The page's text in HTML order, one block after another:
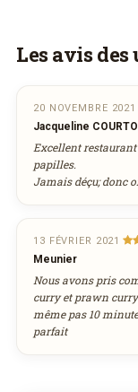
lun mar
3
4
17
18
24
25
Heure
Nombre de
Vous
Vous
déguster
ne
DES
Les avis
20 NOVEMBRE 2021
Jacqueline
Excellent
papilles.
Jamais déçu; donc
13 FÉVRIER 2021
Meunier
Nous avons pris
curry et prawn
même pas 10
parfait